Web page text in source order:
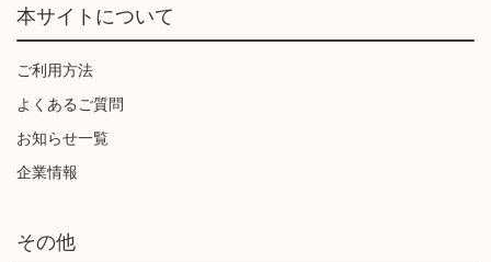
本サイトについて
ご利用方法
よくあるご質問
お知らせ一覧
企業情報
その他